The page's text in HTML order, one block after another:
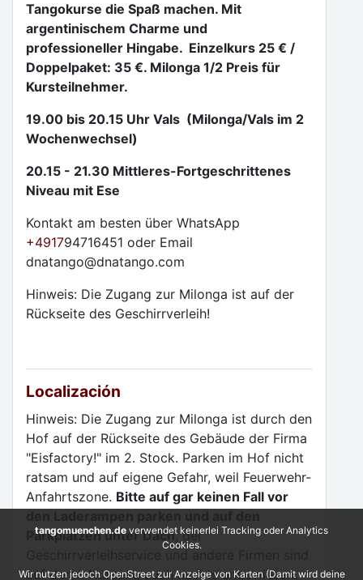
Tangokurse die Spaß machen. Mit
argentinischem Charme und
professioneller Hingabe. Einzelkurs 25 € /
Doppelpaket: 35 €. Milonga 1/2 Preis für
Kursteilnehmer.
19.00 bis 20.15 Uhr Vals (Milonga/Vals im 2
Wochenwechsel)
20.15 - 21.30 Mittleres-Fortgeschrittenes
Niveau mit Ese
Kontakt am besten über WhatsApp
+491794716451 oder Email
dnatango@dnatango.com
Hinweis: Die Zugang zur Milonga ist auf der
Rückseite des Geschirrverleih!
Localización
Hinweis: Die Zugang zur Milonga ist durch den
Hof auf der Rückseite des Gebäude der Firma
"Eisfactory!" im 2. Stock. Parken im Hof nicht
ratsam und auf eigene Gefahr, weil Feuerwehr-
Anfahrtszone. Bitte auf gar keinen Fall vor
Parkplätzen unter Dach, der
auf deren Nutzung auch nachts angewiesen.
tangomuenchen.de verwendet keinerlei Tracking oder Analytics
Cookies.
Wir nutzen jedoch OpenStreet zur Anzeige von Karten (Damit wird deine